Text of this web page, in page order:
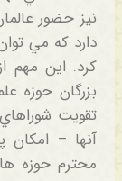
نيز حضور
دارد كه مي
كرد. اين مهم
بزرگان حوزه
تقويت
آنها – امكان
محترم حوزه